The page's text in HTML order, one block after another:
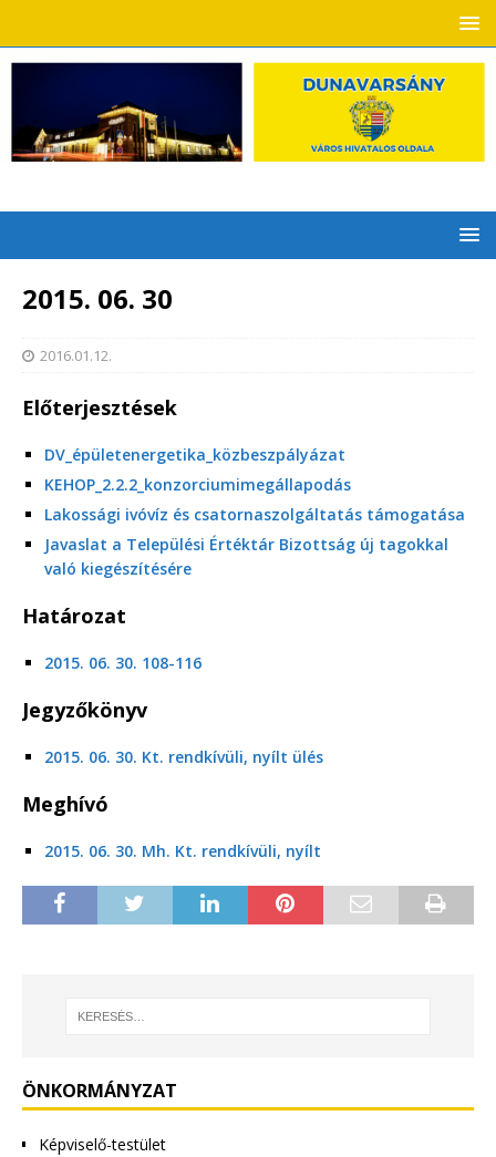
2015. 06. 30
2016.01.12.
Előterjesztések
DV_épületenergetika_közbeszpályázat
KEHOP_2.2.2_konzorciumimegállapodás
Lakossági ivóvíz és csatornaszolgáltatás támogatása
Javaslat a Települési Értéktár Bizottság új tagokkal
való kiegészítésére
Határozat
2015. 06. 30. 108-116
Jegyzőkönyv
2015. 06. 30. Kt. rendkívüli, nyílt ülés
Meghívó
2015. 06. 30. Mh. Kt. rendkívüli, nyílt
ÖNKORMÁNYZAT
Képviselő-testület